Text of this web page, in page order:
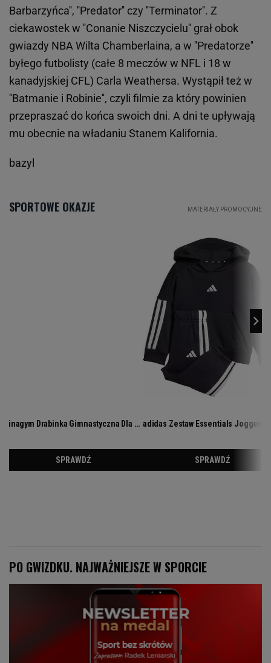
Barbarzyńca'', ''Predator'' czy ''Terminator''. Z
ciekawostek w ''Conanie Niszczycielu'' grał obok
gwiazdy NBA Wilta Chamberlaina, a w ''Predatorze''
byłego futbolisty (całe 8 meczów w NFL i 18 w
kanadyjskiej CFL) Carla Weathersa. Wystąpił też w
''Batmanie i Robinie'', czyli filmie za który powinien
przepraszać do końca swoich dni. A dni te upływają
mu obecnie na władaniu Stanem Kalifornia.
bazyl